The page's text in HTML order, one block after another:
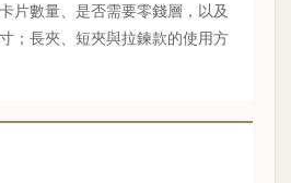
片數量、是否需要零錢層，以及
；長夾、短夾與拉鍊款的使用方